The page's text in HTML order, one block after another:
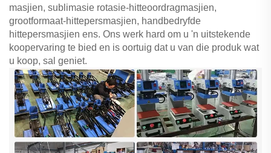
masjien, sublimasie rotasie-hitteoordragmasjien,
grootformaat-hittepersmasjien, handbedryfde
hittepersmasjien ens. Ons werk hard om u 'n uitstekende
koopervaring te bied en is oortuig dat u van die produk wat
u koop, sal geniet.